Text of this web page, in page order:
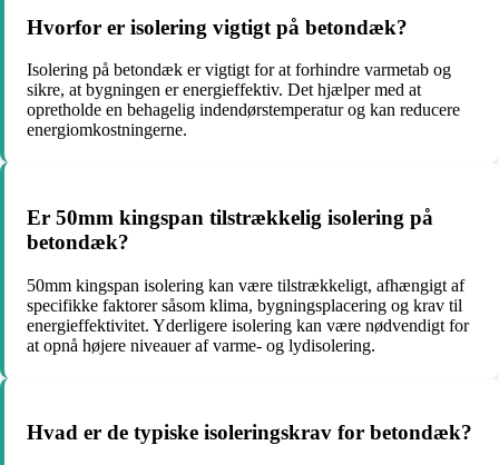
Hvorfor er isolering vigtigt på betondæk?
Isolering på betondæk er vigtigt for at forhindre varmetab og
sikre, at bygningen er energieffektiv. Det hjælper med at
opretholde en behagelig indendørstemperatur og kan reducere
energiomkostningerne.
Er 50mm kingspan tilstrækkelig isolering på
betondæk?
50mm kingspan isolering kan være tilstrækkeligt, afhængigt af
specifikke faktorer såsom klima, bygningsplacering og krav til
energieffektivitet. Yderligere isolering kan være nødvendigt for
at opnå højere niveauer af varme- og lydisolering.
Hvad er de typiske isoleringskrav for betondæk?